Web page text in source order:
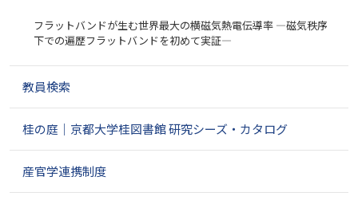
フラットバンドが生む世界最大の横磁気熱電伝導率 ―磁気秩序
下での遍歴フラットバンドを初めて実証―
教員検索
桂の庭｜京都大学桂図書館 研究シーズ・カタログ
産官学連携制度